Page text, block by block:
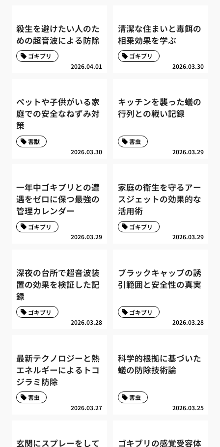
殺生を避けたい人のた
めの超音波による防除
2026.04.01
ゴキブリ
清潔な住まいと毒餌の
相乗効果を学ぶ
2026.03.30
ゴキブリ
ペットや子供がいる家
庭での安全なねずみ対
策
2026.03.30
害獣
キッチンを襲った蟻の
行列との戦い記録
2026.03.29
害虫
一年中ゴキブリとの遭
遇をゼロに保つ最強の
管理カレンダー
2026.03.29
ゴキブリ
家庭の衛生を守るアー
スジェットの効果的な
活用術
2026.03.29
ゴキブリ
深夜の台所で超音波装
置の効果を検証した記
録
2026.03.28
ゴキブリ
ブラックキャップの誘
引範囲と安全性の真実
2026.03.28
ゴキブリ
最新テクノロジーと熱
エネルギーによるトコ
ジラミ防除
2026.03.27
害虫
科学的根拠に基づいた
蟻の防除技術論
2026.03.25
害虫
玄関にスプレーをして ゴキブリの感覚受容体